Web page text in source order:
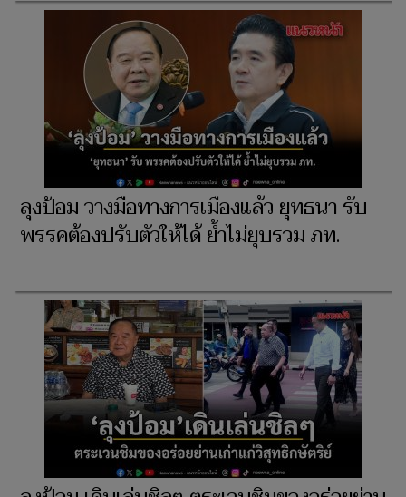
ลุงป้อม วางมือทางการเมืองแล้ว ยุทธนา รับ
พรรคต้องปรับตัวให้ได้ ย้ำไม่ยุบรวม ภท.